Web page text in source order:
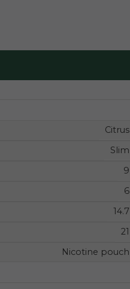
Citrus
Slim
9
6
14.7
21
Nicotine pouch